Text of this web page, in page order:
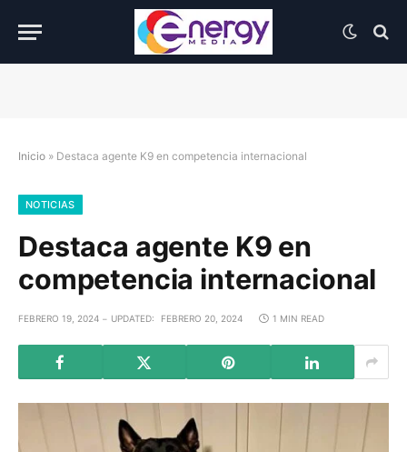
Inicio » Destaca agente K9 en competencia internacional
NOTICIAS
Destaca agente K9 en
competencia internacional
FEBRERO 19, 2024 UPDATED: FEBRERO 20, 2024 1 MIN READ